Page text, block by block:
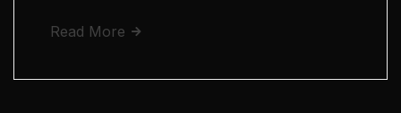
Read More